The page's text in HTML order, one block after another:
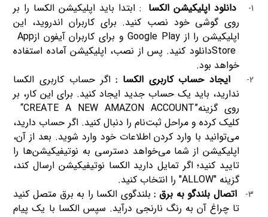
1- دانلود اپلیکیشن الکسا : ابتدا باید اپلیکیشن الکسا را بر
روی گوشی خود نصب کنید. برای کاربران اندروید، این
اپلیکیشن را از Google Play و برای کاربران آیفون ازApp
Storeدانلود کنید. پس از نصب، اپلیکیشن آماده استفاده
خواهد بود.
2- ایجاد حساب کاربری الکسا :اگر حساب کاربری الکسا
ندارید، باید یک حساب جدید ایجاد کنید. برای این کار، بر
روی گزینه“CREATE A NEW AMAZON ACCOUNT”
کلیک کرده و مراحل ثبت‌نام را دنبال کنید. اگر حساب دارید،
می‌توانید با وارد کردن اطلاعات خود وارد شوید. بعد از آن،
اپلیکیشن از شما می‌خواهد دسترسی به نوتیفیکیشن‌ها را
تایید کنید؛ اگر تمایل دارید الکسا نوتیفیکیشن ارسال کند،
گزینه "ALLOW" را انتخاب کنید.
3- اتصال بلندگو به برق : بلندگوی الکسا را به برق متصل کنید
تا چراغ آن به رنگ نارنجی درآید. سپس الکسا با یک پیام